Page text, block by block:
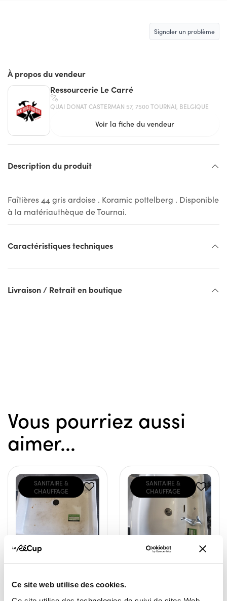
Ce site web utilise des cookies.
Signaler un problème
À propos du vendeur
Ressourcerie Le Carré
QUAI DONAT CASTERMAN 57, 7500 TOURNAI, BELGIQUE
Voir la fiche du vendeur
Description du produit
Faîtières 44 gris ardoise . Koramic pottelberg . Disponible
à la matériauthèque de Tournai.
Caractéristiques techniques
Livraison / Retrait en boutique
Vous pourriez aussi
aimer...
SANITAIRE &
CHAUFFAGE
50,00 €
SANITAIRE &
CHAUFFAGE